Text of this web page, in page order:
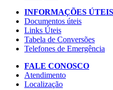
INFORMAÇÕES ÚTEIS
Documentos úteis
Links Úteis
Tabela de Conversões
Telefones de Emergência
FALE CONOSCO
Atendimento
Localização